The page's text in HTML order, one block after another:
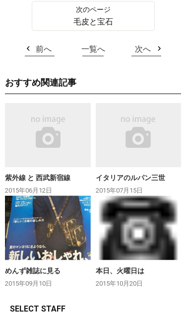
毛皮と宝石
前へ 一覧へ 次へ
おすすめ関連記事
紫外線 と 西武新宿線
2015年06月12日
イタリアのルパン三世
2015年07月15日
めんず雑誌に見る
2015年09月10日
本日、火曜日は
2015年10月20日
SELECT STAFF